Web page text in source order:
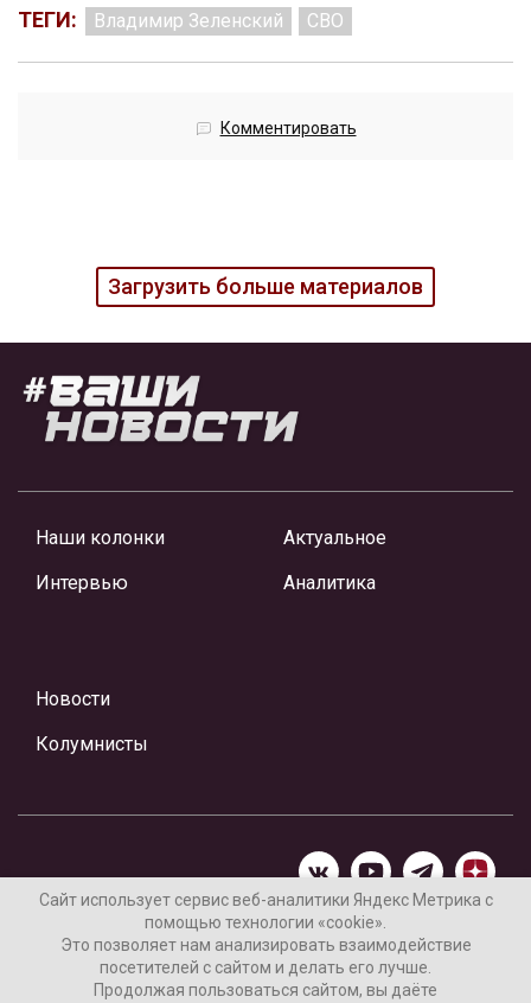
ТЕГИ: Владимир Зеленский СВО
Комментировать
Загрузить больше материалов
Наши колонки
Интервью
Актуальное
Аналитика
Новости
Колумнисты
Материалы предоставлены редакцией Интернет-газеты
«Ваши новости»
Сайт использует сервис веб-аналитики Яндекс Метрика с
помощью технологии «cookie».
Это позволяет нам анализировать взаимодействие
посетителей с сайтом и делать его лучше.
Продолжая пользоваться сайтом, вы даёте